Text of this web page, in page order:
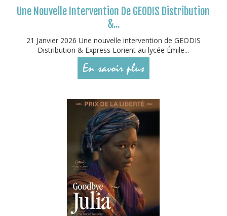
Une Nouvelle Intervention De GEODIS Distribution
&...
21 Janvier 2026 Une nouvelle intervention de GEODIS
Distribution & Express Lorient au lycée Émile...
En savoir plus